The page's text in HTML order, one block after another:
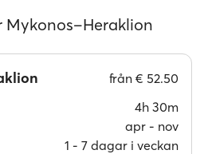
från € 52.50
4h 30m
apr ‐ nov
1 ‐ 7 dagar i veckan